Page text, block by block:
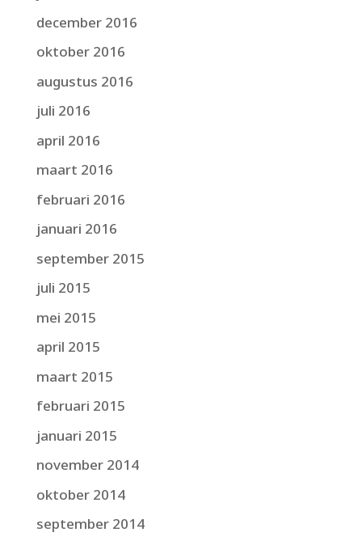
december 2016
oktober 2016
augustus 2016
juli 2016
april 2016
maart 2016
februari 2016
januari 2016
september 2015
juli 2015
mei 2015
april 2015
maart 2015
februari 2015
januari 2015
november 2014
oktober 2014
september 2014